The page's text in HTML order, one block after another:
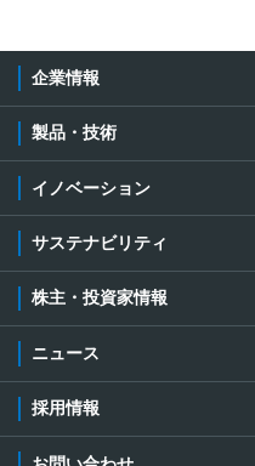
企業情報
製品・技術
イノベーション
サステナビリティ
株主・投資家情報
ニュース
採用情報
新規ウィンドウを開きます